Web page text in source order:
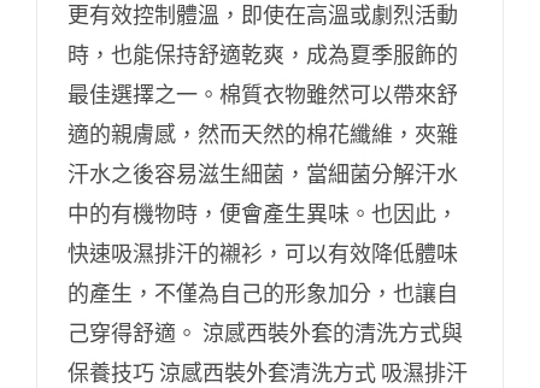
更有效控制體溫，即使在高溫或劇烈活動
時，也能保持舒適乾爽，成為夏季服飾的
最佳選擇之一。棉質衣物雖然可以帶來舒
適的親膚感，然而天然的棉花纖維，夾雜
汗水之後容易滋生細菌，當細菌分解汗水
中的有機物時，便會產生異味。也因此，
快速吸濕排汗的襯衫，可以有效降低體味
的產生，不僅為自己的形象加分，也讓自
己穿得舒適。 涼感西裝外套的清洗方式與
保養技巧 涼感西裝外套清洗方式 吸濕排汗